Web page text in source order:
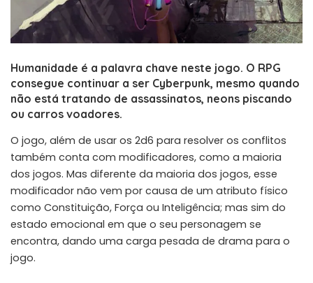
Humanidade é a palavra chave neste jogo. O RPG
consegue continuar a ser Cyberpunk, mesmo quando
não está tratando de assassinatos, neons piscando
ou carros voadores.
O jogo, além de usar os 2d6 para resolver os conflitos
também conta com modificadores, como a maioria
dos jogos. Mas diferente da maioria dos jogos, esse
modificador não vem por causa de um atributo físico
como Constituição, Força ou Inteligência; mas sim do
estado emocional em que o seu personagem se
encontra, dando uma carga pesada de drama para o
jogo.